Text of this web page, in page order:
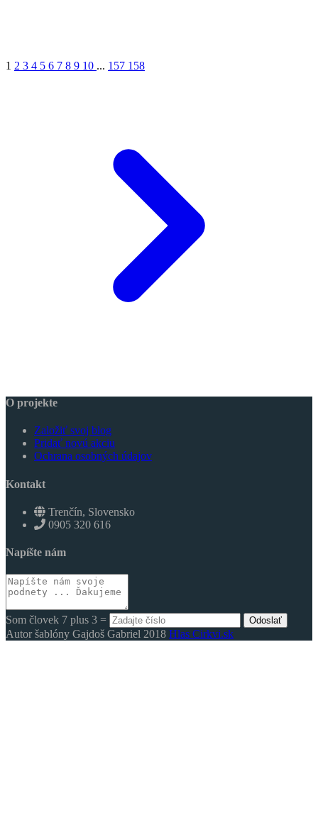
1 2 3 4 5 6 7 8 9 10 ... 157 158
O projekte
Založiť svoj blog
Pridať novú akciu
Ochrana osobných údajov
Kontakt
Trenčín, Slovensko
0905 320 616
Napíšte nám
Som človek 7 plus 3 = Odoslať
Autor šablóny Gajdoš Gabriel 2018 Hlas Cirkvi.sk